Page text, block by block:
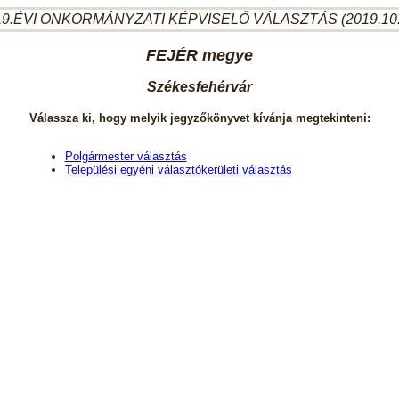
ÖNKORMÁNYZATI KÉPVISELŐ VÁLASZTÁS
FEJÉR megye
Székesfehérvár
Válassza ki, hogy melyik jegyzőkönyvet kívánja megtekinteni:
Polgármester választás
Települési egyéni választókerületi választás